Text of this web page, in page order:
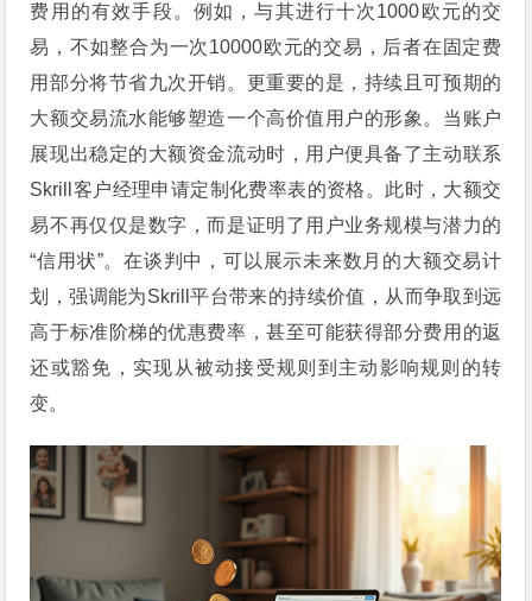
费用的有效手段。例如，与其进行十次1000欧元的交
易，不如整合为一次10000欧元的交易，后者在固定费
用部分将节省九次开销。更重要的是，持续且可预期的
大额交易流水能够塑造一个高价值用户的形象。当账户
展现出稳定的大额资金流动时，用户便具备了主动联系
Skrill客户经理申请定制化费率表的资格。此时，大额交
易不再仅仅是数字，而是证明了用户业务规模与潜力的
“信用状”。在谈判中，可以展示未来数月的大额交易计
划，强调能为Skrill平台带来的持续价值，从而争取到远
高于标准阶梯的优惠费率，甚至可能获得部分费用的返
还或豁免，实现从被动接受规则到主动影响规则的转
变。